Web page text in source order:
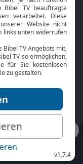
Empfang
Datenschutz